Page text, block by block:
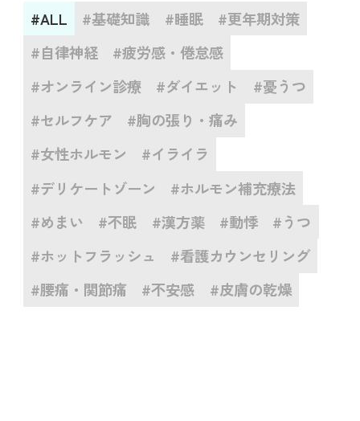
#ALL #基礎知識 #睡眠
#更年期対策
#自律神経
#疲労感・倦怠感
#オンライン診療
#ダイエット
#憂うつ
#セルフケア
#胸の張り・痛み
#女性ホルモン
#イライラ
#デリケートゾーン
#ホルモン補充療法
#めまい
#不眠 #漢方薬 #動悸
#うつ
#ホットフラッシュ
#看護カウンセリング
#腰痛・関節痛
#不安感 #皮膚の乾燥